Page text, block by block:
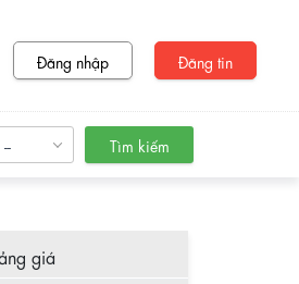
Đăng nhập Đăng tin
Tìm kiếm
giá